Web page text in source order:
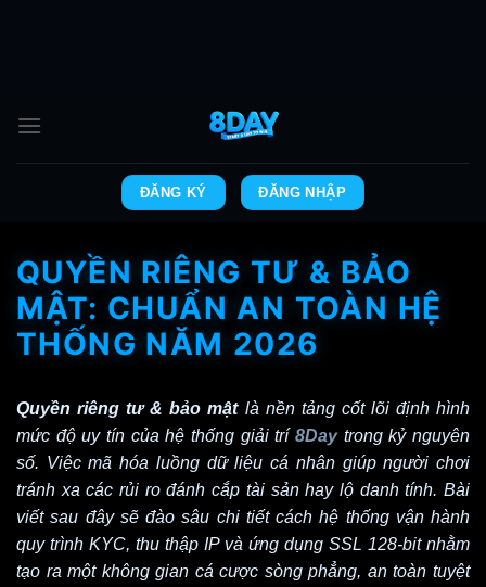
qua
ĐĂNG KÝ ĐĂNG NHẬP
QUYỀN RIÊNG TƯ & BẢO
MẬT: CHUẨN AN TOÀN HỆ
THỐNG NĂM 2026
Quyền riêng tư & bảo mật là nền tảng cốt lõi định hình
mức độ uy tín của hệ thống giải trí 8Daytrong kỷ nguyên
số. Việc mã hóa luồng dữ liệu cá nhân giúp người chơi
tránh xa các rủi ro đánh cắp tài sản hay lộ danh tính. Bài
viết sau đây sẽ đào sâu chi tiết cách hệ thống vận hành
quy trình KYC, thu thập IP và ứng dụng SSL 128-bit nhằm
tạo ra một không gian cá cược sòng phẳng, an toàn tuyệt